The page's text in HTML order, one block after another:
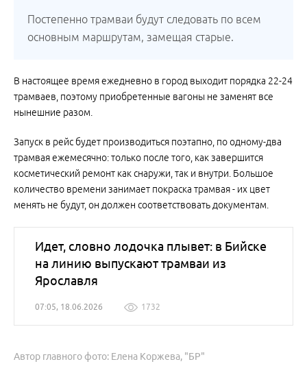
Постепенно трамваи будут следовать по всем
основным маршрутам, замещая старые.
В настоящее время ежедневно в город выходит порядка 22-24
трамваев, поэтому приобретенные вагоны не заменят все
нынешние разом.
Запуск в рейс будет производиться поэтапно, по одному-два
трамвая ежемесячно: только после того, как завершится
косметический ремонт как снаружи, так и внутри. Большое
количество времени занимает покраска трамвая - их цвет
менять не будут, он должен соответствовать документам.
Идет, словно лодочка плывет: в Бийске
на линию выпускают трамваи из
Ярославля
07:05, 18.06.2026 1732
Автор главного фото: Елена Коржева, "БР"